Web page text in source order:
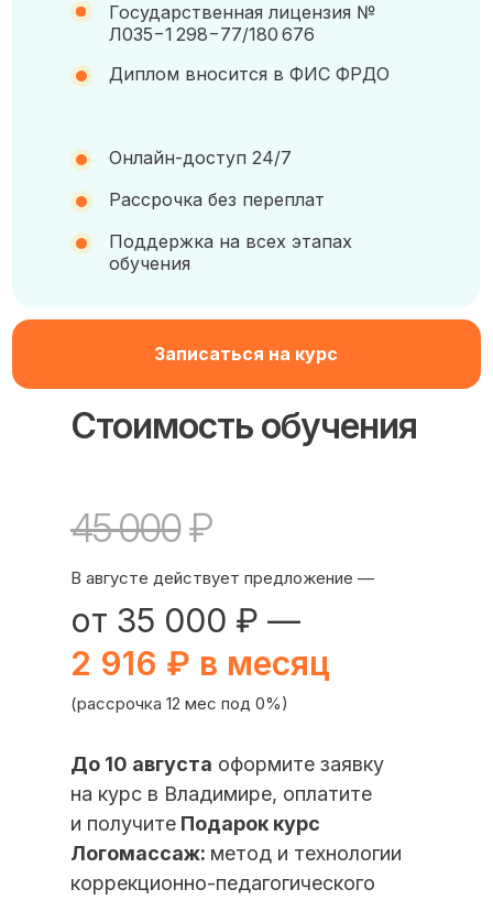
Записаться на курс
Поддержка на всех этапах
обучения
Рассрочка без переплат
Онлайн-доступ 24/7
Диплом вносится в ФИС ФРДО
Государственная лицензия №
Л035−1 298−77/180 676
Стоимость обучения
45 000₽
(рассрочка 12 мес под 0%)
В августе действует предложение —
от 35 000 ₽ —
2 916 ₽ в месяц
До 10 августа оформите заявку
на курс в Владимире, оплатите
и получите Подарок курс
Логомассаж: метод и технологии
коррекционно-педагогического